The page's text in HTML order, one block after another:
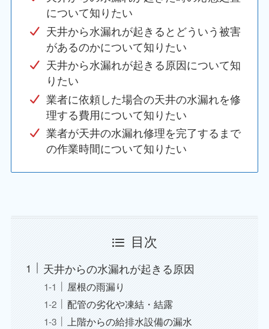
について知りたい
天井から水漏れが起きるとどういう被害
があるのかについて知りたい
天井から水漏れが起きる原因について知
りたい
業者に依頼した場合の天井の水漏れを修
理する費用について知りたい
業者が天井の水漏れ修理を完了するまで
の作業時間について知りたい
目次
天井からの水漏れが起きる原因
屋根の雨漏り
配管の劣化や凍結・結露
上階からの給排水設備の漏水